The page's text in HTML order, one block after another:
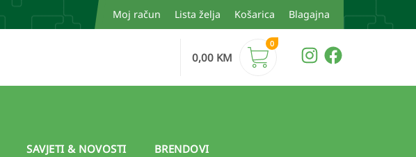
Moj račun Lista želja Košarica Blagajna
0,00 KM
0
SAVJETI & NOVOSTI
BRENDOVI